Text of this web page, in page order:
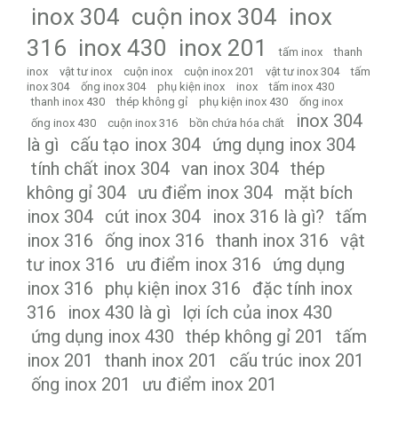
inox 304 cuộn inox 304 inox
316 inox 430 inox 201 tấm inox
thanh
inox
vật tư inox cuộn inox cuộn inox 201 vật tư inox 304
tấm
inox 304
ống inox 304 phụ kiện inox inox
tấm inox 430
thanh inox 430
thép không gỉ phụ kiện inox 430
ống inox
ống inox 430
cuộn inox 316 bồn chứa hóa chất
inox 304
là gì
cấu tạo inox 304 ứng dụng inox 304
tính chất inox 304 van inox 304 thép
không gỉ 304 ưu điểm inox 304 mặt bích
inox 304 cút inox 304 inox 316 là gì? tấm
inox 316
ống inox 316 thanh inox 316 vật
tư inox 316
ưu điểm inox 316
ứng dụng
inox 316
phụ kiện inox 316
đặc tính inox
316
inox 430 là gì
lợi ích của inox 430
ứng dụng inox 430 thép không gỉ 201
tấm
inox 201
thanh inox 201
cấu trúc inox 201
ống inox 201
ưu điểm inox 201